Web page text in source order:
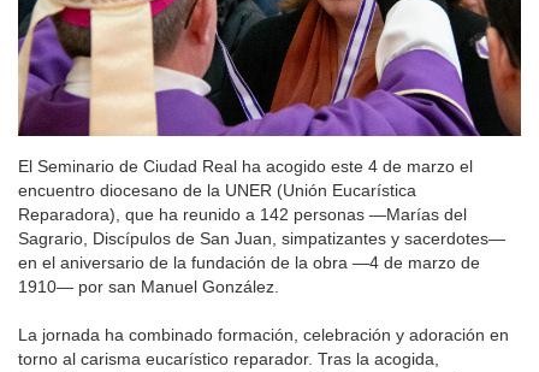
El Seminario de Ciudad Real ha acogido este 4 de marzo el
encuentro diocesano de la UNER (Unión Eucarística
Reparadora), que ha reunido a 142 personas —Marías del
Sagrario, Discípulos de San Juan, simpatizantes y sacerdotes—
en el aniversario de la fundación de la obra —4 de marzo de
1910— por san Manuel González.
La jornada ha combinado formación, celebración y adoración en
torno al carisma eucarístico reparador. Tras la acogida,